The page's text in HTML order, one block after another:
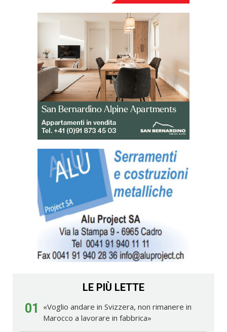
LE PIÙ LETTE
01
«Voglio andare in Svizzera, non rimanere in
Marocco a lavorare in fabbrica»